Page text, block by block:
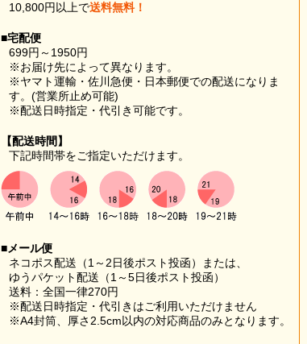
10,800円以上で送料無料！
■宅配便
699円～1950円
※お届け先によって異なります。
※ヤマト運輸・佐川急便・日本郵便での配送になりま
す。(営業所止め可能)
※配送日時指定・代引き可能です。
【配送時間】
下記時間帯をご指定いただけます。
■メール便
ネコポス配送（1～2日後ポスト投函）または、
ゆうパケット配送（1～5日後ポスト投函）
送料：全国一律270円
※配送日時指定・代引きはご利用いただけません
※A4封筒、厚さ2.5cm以内の対応商品のみとなります。